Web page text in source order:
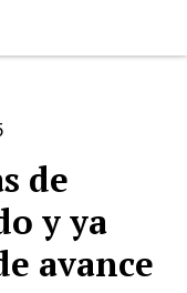
de
y ya
avance